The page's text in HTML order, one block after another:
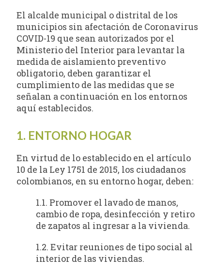
El alcalde municipal o distrital de los
municipios sin afectación de Coronavirus
COVID-19 que sean autorizados por el
Ministerio del Interior para levantar la
medida de aislamiento preventivo
obligatorio, deben garantizar el
cumplimiento de las medidas que se
señalan a continuación en los entornos
aquí establecidos.
1. ENTORNO HOGAR
En virtud de lo establecido en el artículo
10 de la Ley 1751 de 2015, los ciudadanos
colombianos, en su entorno hogar, deben:
1.1. Promover el lavado de manos,
cambio de ropa, desinfección y retiro
de zapatos al ingresar a la vivienda.
1.2. Evitar reuniones de tipo social al
interior de las viviendas.